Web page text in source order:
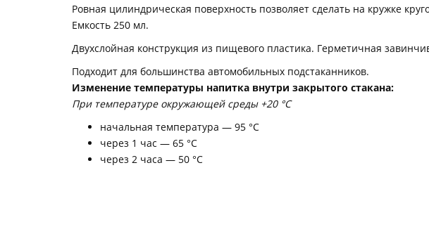
Ровная цилиндрическая поверхность позволяет сделать на кружке
Емкость 250 мл.
Двухслойная конструкция из пищевого пластика. Герметичная
Подходит для большинства автомобильных подстаканников.
Изменение температуры напитка внутри закрытого стакана:
При температуре окружающей среды +20 °С
начальная температура — 95 °С
через 1 час — 65 °С
через 2 часа — 50 °С